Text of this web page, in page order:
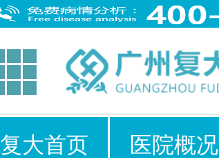
复大首页 医院概况